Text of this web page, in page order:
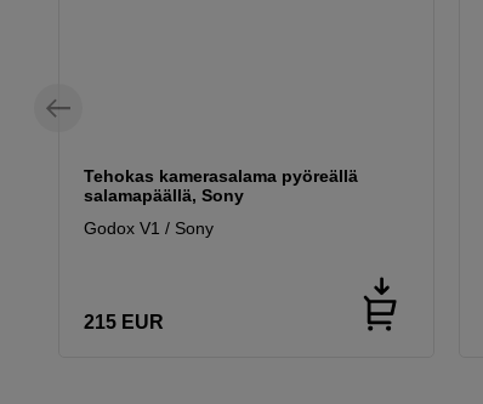
Tehokas kamerasalama pyöreällä
salamapäällä, Sony
Godox V1 / Sony
215 EUR